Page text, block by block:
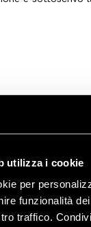
utilizza i cookie
per
funzionalità
traffico.
GRC e il
2026